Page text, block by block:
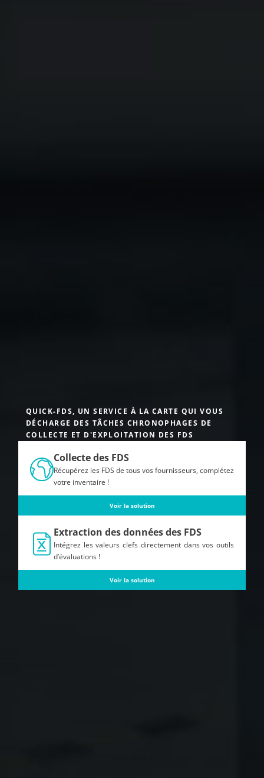
QUICK-FDS, UN SERVICE À LA CARTE QUI VOUS
DÉCHARGE DES TÂCHES CHRONOPHAGES DE
COLLECTE ET D'EXPLOITATION DES FDS
Collecte des FDS
Récupérez les FDS de tous vos fournisseurs, complétez
votre inventaire !
Voir la solution
Extraction des données des FDS
Intégrez les valeurs clefs directement dans vos outils
d’évaluations !
Voir la solution